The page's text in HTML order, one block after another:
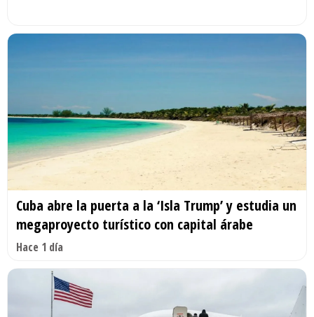
Cuba abre la puerta a la ‘Isla Trump’ y estudia un
megaproyecto turístico con capital árabe
Hace 1 día